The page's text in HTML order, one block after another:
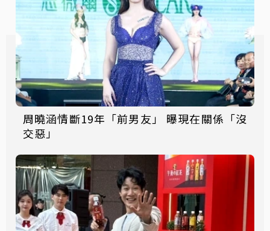
周曉涵情斷19年「前男友」 曝現在關係「沒
交惡」